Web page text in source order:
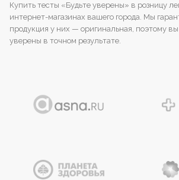
Купить тесты «Будьте уверены» в розницу
интернет-магазинах вашего города. Мы
продукция у них — оригинальная, поэтому
уверены в точном результате.